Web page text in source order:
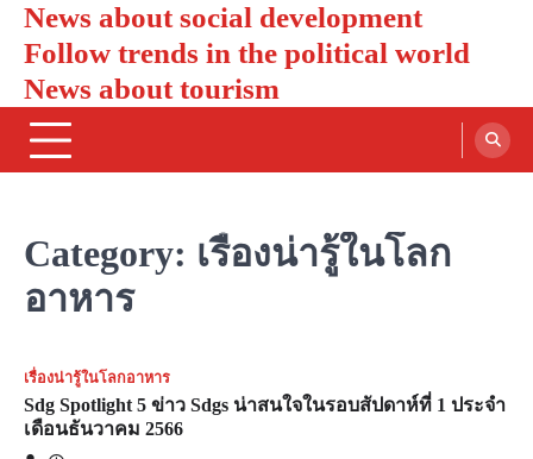
Skip
content
News about social development
Follow trends in the political world
News about tourism
Category: เรื่องน่ารู้ในโลก
อาหาร
เรื่องน่ารู้ในโลกอาหาร
Sdg Spotlight 5 ข่าว Sdgs น่าสนใจในรอบสัปดาห์ที่ 1 ประจำ
เดือนธันวาคม 2566